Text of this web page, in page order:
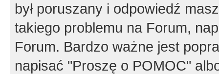
był poruszany i odpowiedź
takiego problemu na Forum,
Forum. Bardzo ważne jest
napisać "Proszę o POMOC"